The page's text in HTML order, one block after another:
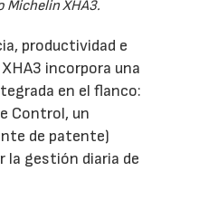
Michelin XHA3.
productividad e
incorpora una
en el flanco:
Control, un
de patente)
la gestión diaria de